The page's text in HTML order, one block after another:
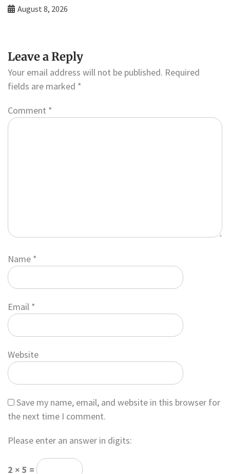
August 8, 2026
Leave a Reply
Your email address will not be published. Required
fields are marked *
Comment *
Name *
Email *
Website
Save my name, email, and website in this browser for
the next time I comment.
Please enter an answer in digits:
2 × 5 =